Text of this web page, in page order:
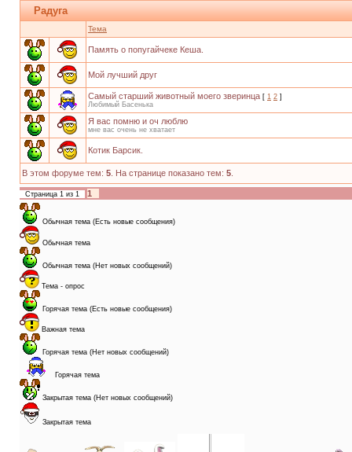
Радуга
Тема
Память о попугайчеке Кеша.
Мой лучший друг
Самый старший животный моего зверинца [ 1 2 ]
Любимый Басенька
Я вас помню и оч люблю
мне вас очень не хватает
Котик Барсик.
В этом форуме тем: 5 . На странице показано тем: 5
Страница 1 из 1 1
Обычная тема (Есть новые сообщения)
Обычная тема
Обычная тема (Нет новых сообщений)
Тема - опрос
Горячая тема (Есть новые сообщения)
Важная тема
Горячая тема (Нет новых сообщений)
Горячая тема
Закрытая тема (Нет новых сообщений)
Закрытая тема